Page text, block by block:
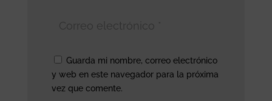
Guarda mi nombre, correo electrónico
y web en este navegador para la próxima
vez que comente.